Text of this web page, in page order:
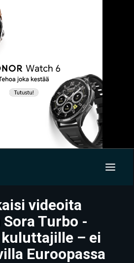
videoita
Turbo -
– ei
Euroopassa